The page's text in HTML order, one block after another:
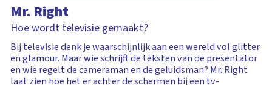
Mr. Right
Hoe wordt televisie gemaakt?
Bij televisie denk je waarschijnlijk aan een wereld vol glitter
en glamour. Maar wie schrijft de teksten van de presentator
en wie regelt de cameraman en de geluidsman? Mr. Right
laat zien hoe het er achter de schermen bij een tv-